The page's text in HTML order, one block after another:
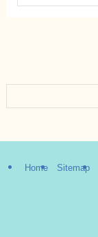
Home Sitemap